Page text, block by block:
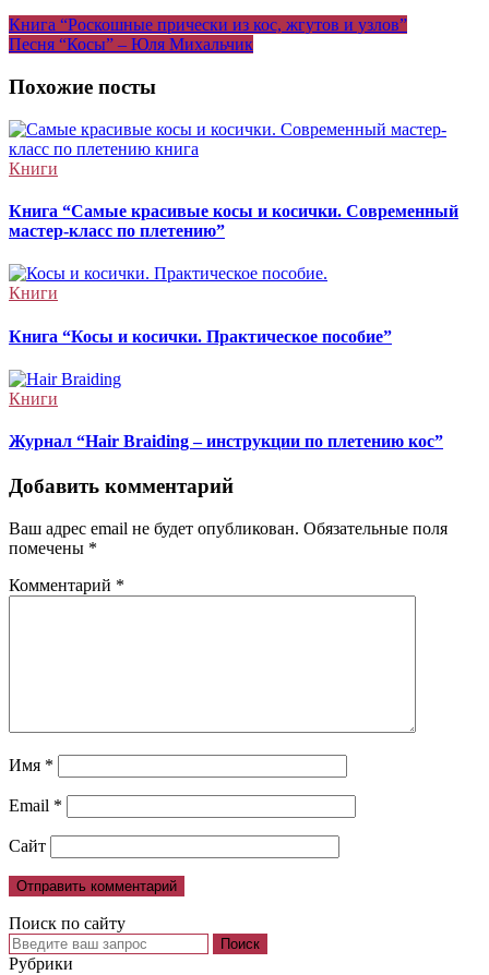
Навигация
по
записям
Книга “Роскошные прически из кос, жгутов и узлов”
Песня “Косы” – Юля Михальчик
Похожие посты
Книги
Книга “Самые красивые косы и косички. Современный
мастер-класс по плетению”
Книги
Книга “Косы и косички. Практическое пособие”
Книги
Журнал “Hair Braiding – инструкции по плетению кос”
Добавить комментарий
Ваш адрес email не будет опубликован. Обязательные поля
помечены *
Комментарий *
Имя *
Email *
Сайт
Поиск по сайту
Рубрики